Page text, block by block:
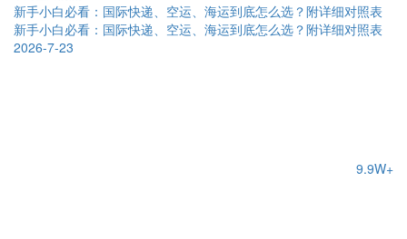
新手小白必看：国际快递、空运、海运到底怎么选？附详细对照表
新手小白必看：国际快递、空运、海运到底怎么选？附详细对照表
2026-7-23
9.9W+